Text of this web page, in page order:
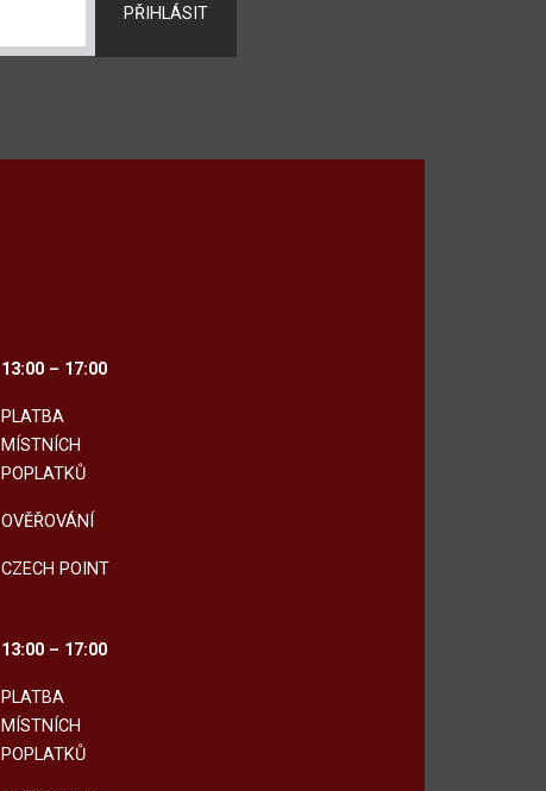
PŘIHLÁSIT
13:00 – 17:00
PLATBA
MÍSTNÍCH
POPLATKŮ
OVĚŘOVÁNÍ
CZECH POINT
13:00 – 17:00
PLATBA
MÍSTNÍCH
POPLATKŮ